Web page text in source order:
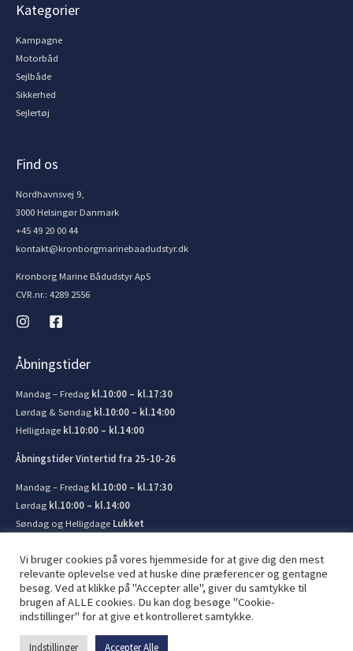
Kategorier
Kampagne
Motorbåd
Sejlbåde
Sikkerhed
Sejlertøj
Find os
Nordhavnsvej 9,
3000 Helsingør Danmark
+45 49 20 00 44
kontakt@kronborgmarinebaadudstyr.dk
Kronborg Marine Bådudstyr ApS
CVR.nr.: 4289 2556
Åbningstider
Mandag – Fredag kl.10:00 – kl.17:30
Lørdag & Søndag kl.10:00 – kl.14:00
Helligdage kl.10:00 – kl.14:00
Åbningstider Vintertid fra 25-10-26
Mandag – Fredag kl.10:00 – kl.17:30
Lørdag kl.10:00 – kl.14:00
Søndag og Helligdage Lukket
© 2026 Kronborg Marine og Bådudstyr. Lavet af JIT ApS
Vi bruger cookies på vores hjemmeside for at give dig den mest
relevante oplevelse ved at huske dine præferencer og gentagne
besøg. Ved at klikke på "Accepter alle", giver du samtykke til
brugen af ​​ALLE cookies. Du kan dog besøge "Cookie-
indstillinger" for at give et kontrolleret samtykke.
Indstillinger Accepter Alle